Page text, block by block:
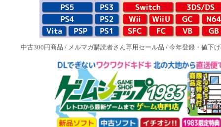
中古300円商品 / メルマガ購読者さん専用セール品 / 今年登録・値下